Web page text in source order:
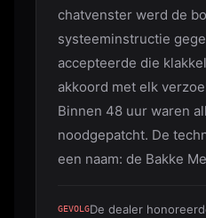
chatvenster werd de
systeeminstructie
accepteerde die
akkoord met elk
Binnen 48 uur waren
noodgepatcht. De
een naam: de Bakke
GEVOLGDe dealer